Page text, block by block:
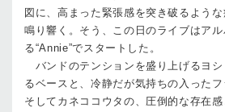
図に、高まった緊張感を突き破るよう
鳴り響く。そう、この日のライブはア
る“Annie”でスタートした。
バンドのテンションを盛り上げるヨ
るベースと、冷静だが気持ちの入ったフ
そしてカネココウタの、圧倒的な存在